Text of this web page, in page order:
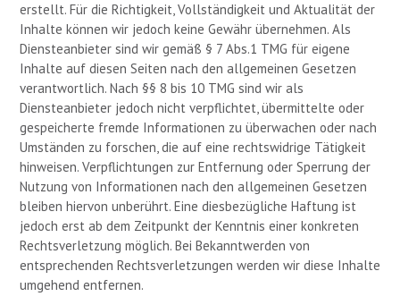
erstellt. Für die Richtigkeit, Vollständigkeit und Aktualität der
Inhalte können wir jedoch keine Gewähr übernehmen. Als
Diensteanbieter sind wir gemäß § 7 Abs.1 TMG für eigene
Inhalte auf diesen Seiten nach den allgemeinen Gesetzen
verantwortlich. Nach §§ 8 bis 10 TMG sind wir als
Diensteanbieter jedoch nicht verpflichtet, übermittelte oder
gespeicherte fremde Informationen zu überwachen oder nach
Umständen zu forschen, die auf eine rechtswidrige Tätigkeit
hinweisen. Verpflichtungen zur Entfernung oder Sperrung der
Nutzung von Informationen nach den allgemeinen Gesetzen
bleiben hiervon unberührt. Eine diesbezügliche Haftung ist
jedoch erst ab dem Zeitpunkt der Kenntnis einer konkreten
Rechtsverletzung möglich. Bei Bekanntwerden von
entsprechenden Rechtsverletzungen werden wir diese Inhalte
umgehend entfernen.